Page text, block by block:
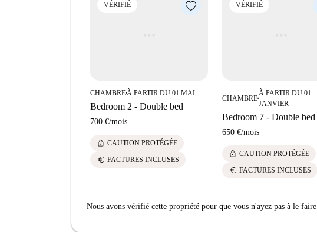
VÉRIFIÉ
CHAMBRE■À PARTIR DU 01 MAI
Bedroom 2 - Double bed
700 €/mois
lock CAUTION PROTÉGÉE
euro FACTURES INCLUSES
VÉRIFIÉ
CHAMBRE■
À PARTIR DU 01
JANVIER
Bedroom 7 - Double bed
650 €/mois
lock CAUTION PROTÉGÉE
euro FACTURES INCLUSES
Nous avons vérifié cette propriété pour que vous n'ayez pas à le faire